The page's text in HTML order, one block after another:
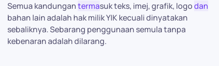
Semua kandungantermasuk teks, imej, grafik, logodan
bahan lain adalah hak milik YIK kecuali dinyatakan
sebaliknya. Sebarang penggunaan semula tanpa
kebenaran adalah dilarang.